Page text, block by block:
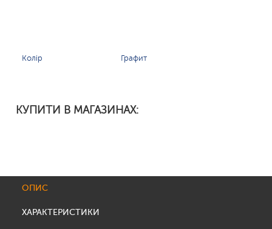
Колір Графит
КУПИТИ В МАГАЗИНАХ:
ОПИС
ХАРАКТЕРИСТИКИ